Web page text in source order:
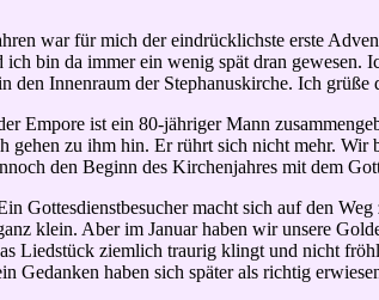
war für mich der eindrücklichste erste
bin da immer ein wenig spät dran
den Innenraum der Stephanuskirche. Ich
Empore ist ein 80-jähriger Mann
gehen zu ihm hin. Er rührt sich nicht mehr.
den Beginn des Kirchenjahres mit dem
Gottesdienstbesucher macht sich auf den
klein. Aber im Januar haben wir unsere
Liedstück ziemlich traurig klingt und nicht
Gedanken haben sich später als richtig